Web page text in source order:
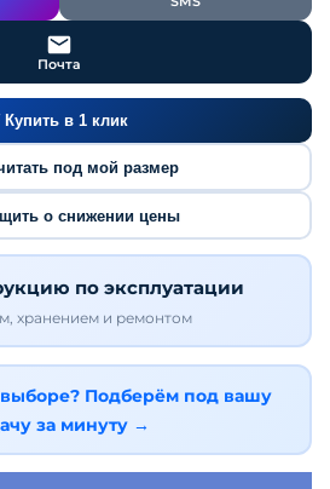
Почта
Купить в 1 клик
под мой размер
о снижении цены
по эксплуатации
хранением и ремонтом
Подберём под вашу
за минуту →